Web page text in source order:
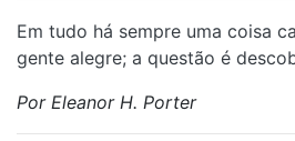
Em tudo há sempre uma coisa
gente alegre; a questão é
Por Eleanor H. Porter